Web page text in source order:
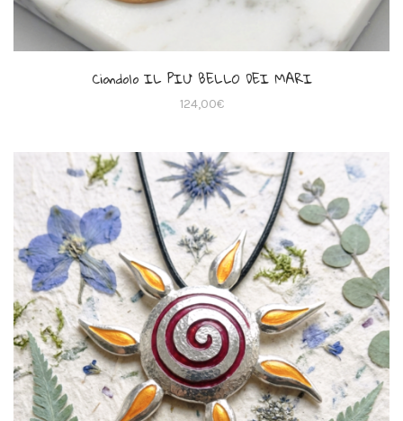
Ciondolo IL PIU’ BELLO DEI MARI
124,00€